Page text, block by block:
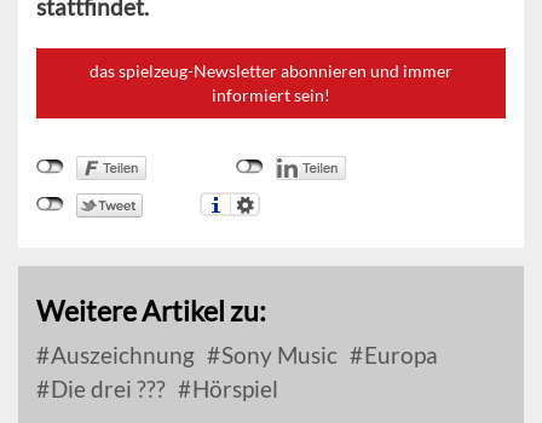
stattfindet.
das spielzeug-Newsletter abonnieren und immer
informiert sein!
Weitere Artikel zu:
Auszeichnung Sony Music
Europa
Die drei ???
Hörspiel